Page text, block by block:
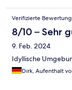
Verifizierte Bewertung
8/10 – Sehr
9. Feb. 2024
Idyllische
Dirk, Aufenthalt